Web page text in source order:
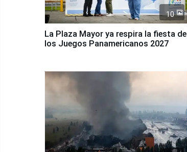
10
La Plaza Mayor ya respira la fiesta de
los Juegos Panamericanos 2027